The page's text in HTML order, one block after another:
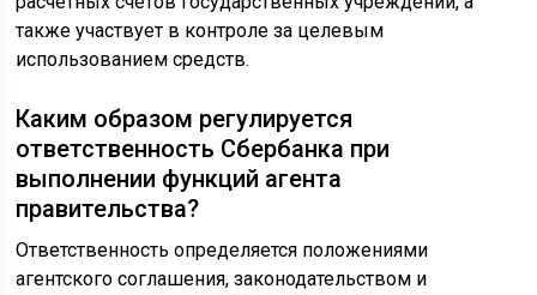
также участвует в контроле за целевым
использованием средств.
Каким образом регулируется
ответственность Сбербанка при
выполнении функций агента
правительства?
Ответственность определяется положениями
агентского соглашения, законодательством и